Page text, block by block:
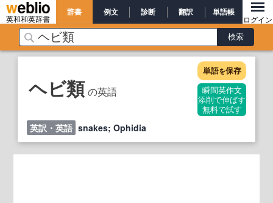
英和和英辞書
辞書 例文 診断 翻訳 単語帳
ログイン
ヘビ類 の英語
単語を保存
瞬間英作文
添削で伸ばす
無料で試す
英訳・英語 snakes; Ophidia